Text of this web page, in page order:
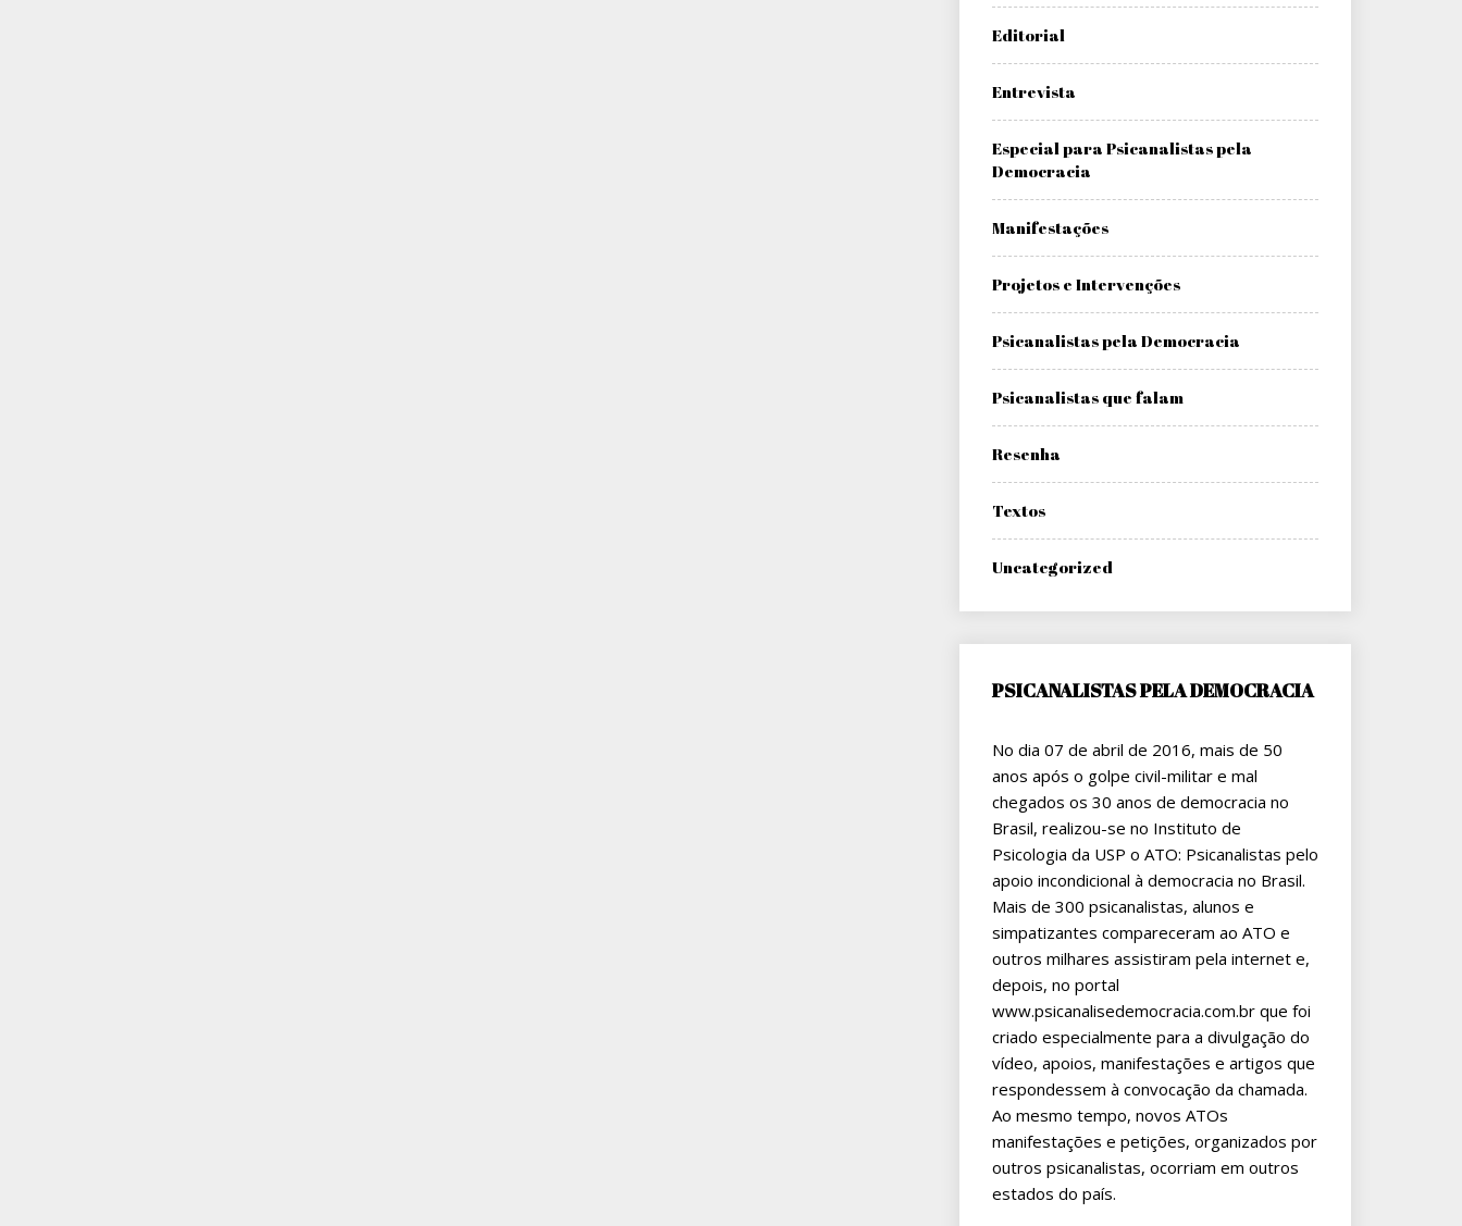
Editorial
Entrevista
Especial para Psicanalistas pela
Democracia
Manifestações
Projetos e Intervenções
Psicanalistas pela Democracia
Psicanalistas que falam
Resenha
Textos
Uncategorized
PSICANALISTAS PELA DEMOCRACIA
No dia 07 de abril de 2016, mais de 50
anos após o golpe civil-militar e mal
chegados os 30 anos de democracia no
Brasil, realizou-se no Instituto de
Psicologia da USP o ATO: Psicanalistas pelo
apoio incondicional à democracia no Brasil.
Mais de 300 psicanalistas, alunos e
simpatizantes compareceram ao ATO e
outros milhares assistiram pela internet e,
depois, no portal
www.psicanalisedemocracia.com.br que foi
criado especialmente para a divulgação do
vídeo, apoios, manifestações e artigos que
respondessem à convocação da chamada.
Ao mesmo tempo, novos ATOs
manifestações e petições, organizados por
outros psicanalistas, ocorriam em outros
estados do país.